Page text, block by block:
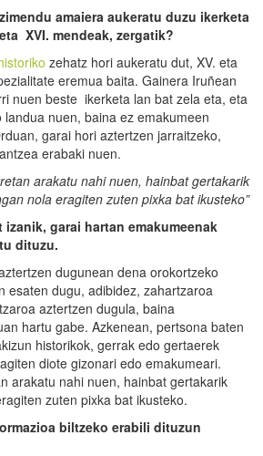
amaiera aukeratu duzu ikerketa
XVI. mendeak, zergatik?
zehatz hori aukeratu dut, XV. eta
eremua baita. Gainera Iruñean
nuen beste ikerketa lan bat zela eta, eta
nuen, baina ez emakumeen
garai hori aztertzen jarraitzeko,
erabaki nuen.
arakatu nahi nuen, hainbatgertakarik
nola eragiten zuten pixka bat ikusteko”
garai hartan emakumeenak
dituzu.
dugunean dena orokortzeko
esaten dugu, adibidez, zahartzaroa
aztertzen dugula, baina
hartu gabe. Azkenean, pertsona baten
historikok, gerrak edo gertaerek
diote gizonari edo emakumeari.
arakatu nahi nuen, hainbat gertakarik
zuten pixka bat ikusteko.
biltzeko erabili dituzun